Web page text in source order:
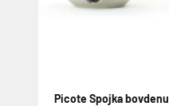
Picote Spojka bovdenu